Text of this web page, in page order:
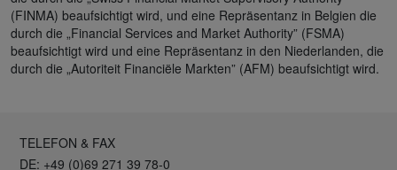
(FINMA) beaufsichtigt wird, und eine Repräsentanz in Belgien die
durch die „Financial Services and Market Authority” (FSMA)
beaufsichtigt wird und eine Repräsentanz in den Niederlanden, die
durch die „Autoriteit Financiële Markten” (AFM) beaufsichtigt wird.
TELEFON & FAX
DE: +49 (0)69 271 39 78-0